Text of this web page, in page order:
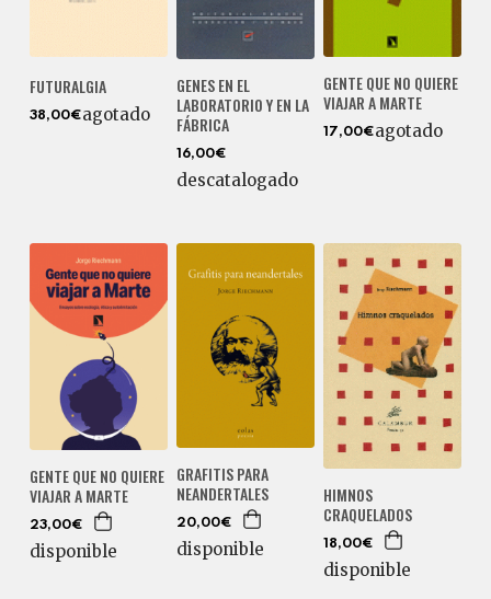
FUTURALGIA
38,00€agotado
GENES EN EL
LABORATORIO Y EN LA
FÁBRICA
16,00€
descatalogado
GENTE QUE NO QUIERE
VIAJAR A MARTE
17,00€agotado
GENTE QUE NO QUIERE
VIAJAR A MARTE
23,00€
disponible
GRAFITIS PARA
NEANDERTALES
20,00€
disponible
HIMNOS
CRAQUELADOS
18,00€
disponible